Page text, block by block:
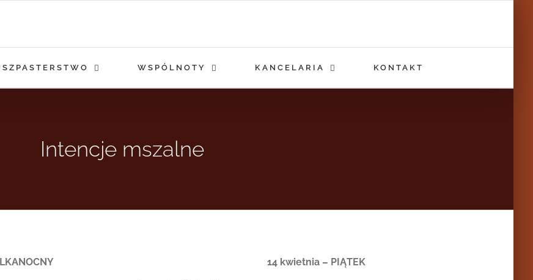
WSPÓLNOTY KANCELARIA KONTAKT
Intencje mszalne
14 kwietnia – PIĄTEK